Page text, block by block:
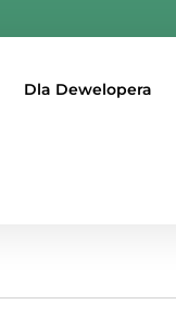
Dla Dewelopera